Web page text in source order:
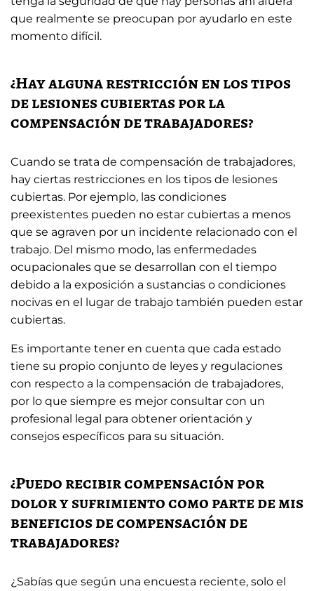
que realmente se preocupan por ayudarlo en este
momento difícil.
¿Hay alguna restricción en los tipos
de lesiones cubiertas por la
compensación de trabajadores?
Cuando se trata de compensación de trabajadores,
hay ciertas restricciones en los tipos de lesiones
cubiertas. Por ejemplo, las condiciones
preexistentes pueden no estar cubiertas a menos
que se agraven por un incidente relacionado con el
trabajo. Del mismo modo, las enfermedades
ocupacionales que se desarrollan con el tiempo
debido a la exposición a sustancias o condiciones
nocivas en el lugar de trabajo también pueden estar
cubiertas.
Es importante tener en cuenta que cada estado
tiene su propio conjunto de leyes y regulaciones
con respecto a la compensación de trabajadores,
por lo que siempre es mejor consultar con un
profesional legal para obtener orientación y
consejos específicos para su situación.
¿Puedo recibir compensación por
dolor y sufrimiento como parte de mis
beneficios de compensación de
trabajadores?
¿Sabías que según una encuesta reciente, solo el